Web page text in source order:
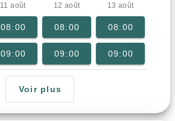
11 août
08:00
09:00
12 août
08:00
09:00
13 août
08:00
09:00
Voir plus